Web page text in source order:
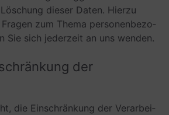
die­ser Daten. Hierzu
zum Thema per­so­nen­be­zo­
Sie sich jeder­zeit an uns wenden.
der
die Ein­schrän­kung der Ver­ar­bei­